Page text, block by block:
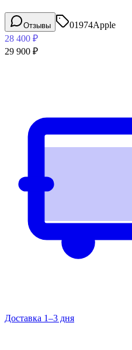
Отзывы 01974Apple
28 400 ₽
29 900 ₽
Доставка 1–3 дня